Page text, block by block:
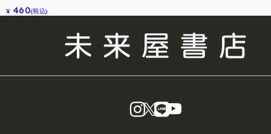
¥ 460(税込)
instagram
X LINE